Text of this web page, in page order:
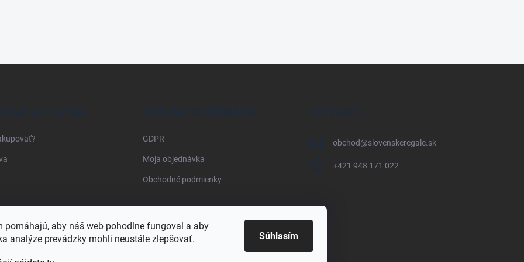
pomáhajú, aby náš web pohodlne fungoval a aby
analýze prevádzky mohli neustále zlepšovať.
Súhlasím
A PLATBA PRÁVNE INFORMÁCIE
GDPR
Moja objednávka
Obchodné podmienky
KONTAKT
obchod@slovenskeregale.sk
+421 948 171 022